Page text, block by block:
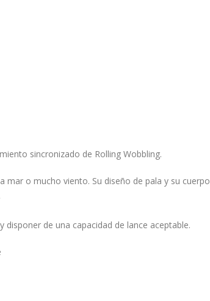
sincronizado de Rolling Wobbling.
mar o mucho viento. Su diseño de pala y su cuerpo
de una capacidad de lance aceptable.